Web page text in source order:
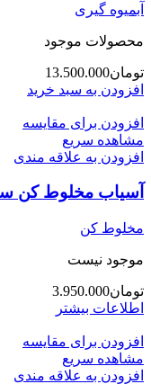
آبمیوه گیری
محصولات موجود
تومان13.500.000
افزودن به سبد خرید
افزودن برای مقایسه
مشاهده سریع
افزودن به علاقه مندی
آسیاب مخلوط کن سه
مخلوط کن
موجود نیست
تومان3.950.000
اطلاعات بیشتر
افزودن برای مقایسه
مشاهده سریع
افزودن به علاقه مندی